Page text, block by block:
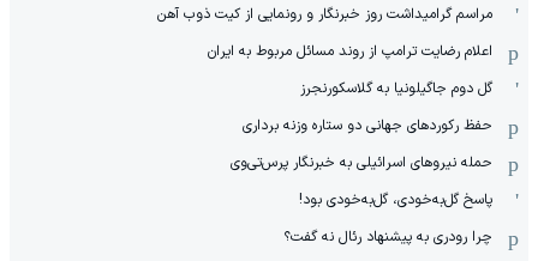
مراسم گرامیداشت روز خبرنگار و رونمایی از کیت ذوب آهن
اعلام رضایت ترامپ از روند مسائل مربوط به ایران
گل دوم جاگیلونیا به گلاسکورنجرز
حفظ رکوردهای جهانی دو ستاره وزنه برداری
حمله نیروهای اسرائیلی به خبرنگار پرس‌تی‌وی
پاسخ گل‌به‌خودی، گل‌به‌خودی بود!
چرا رودری به پیشنهاد رئال نه گفت؟